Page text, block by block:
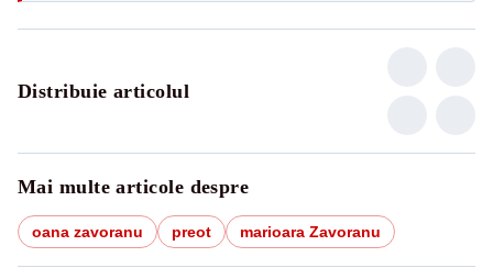
Distribuie articolul
Mai multe articole despre
oana zavoranu preot marioara Zavoranu